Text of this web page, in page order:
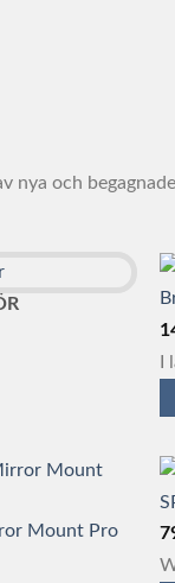
nya och
I
Mount Pro